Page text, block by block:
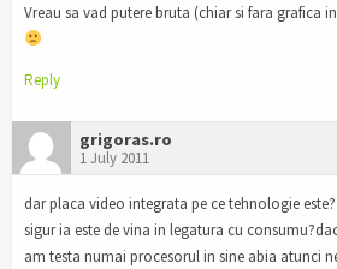
Vreau sa vad putere bruta (chiar si fara grafica
Reply
grigoras.ro
1 July 2011
dar placa video integrata pe ce tehnologie
sigur ia este de vina in legatura cu
am testa numai procesorul in sine abia atunci